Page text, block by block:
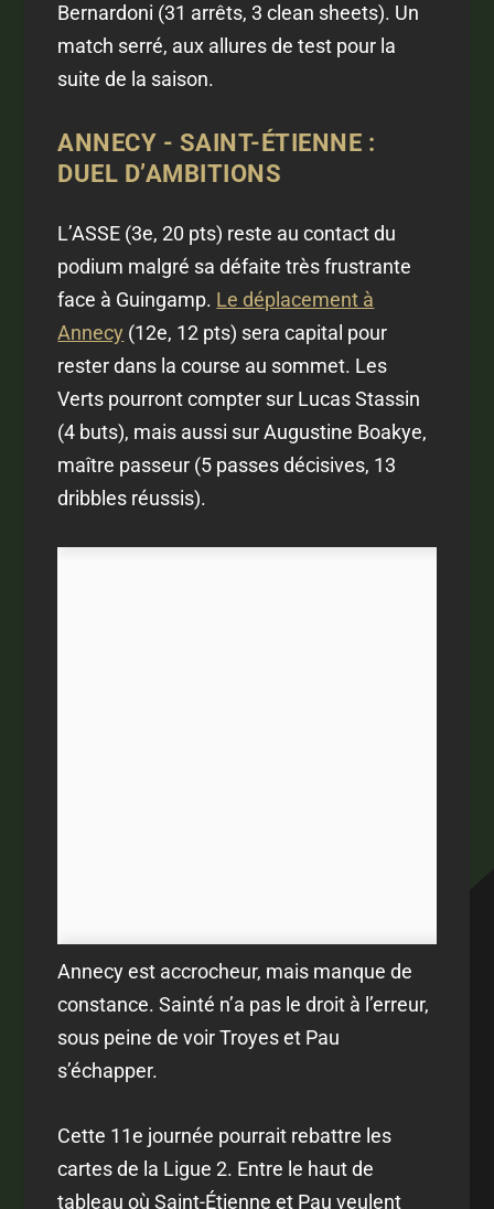
Bernardoni (31 arrêts, 3 clean sheets). Un
match serré, aux allures de test pour la
suite de la saison.
ANNECY - SAINT-ÉTIENNE :
DUEL D’AMBITIONS
L’ASSE (3e, 20 pts) reste au contact du
podium malgré sa défaite très frustrante
face à Guingamp. Le déplacement à
Annecy (12e, 12 pts) sera capital pour
rester dans la course au sommet. Les
Verts pourront compter sur Lucas Stassin
(4 buts), mais aussi sur Augustine Boakye,
maître passeur (5 passes décisives, 13
dribbles réussis).
Annecy est accrocheur, mais manque de
constance. Sainté n’a pas le droit à l’erreur,
sous peine de voir Troyes et Pau
s’échapper.
Cette 11e journée pourrait rebattre les
cartes de la Ligue 2. Entre le haut de
tableau où Saint-Étienne et Pau veulent